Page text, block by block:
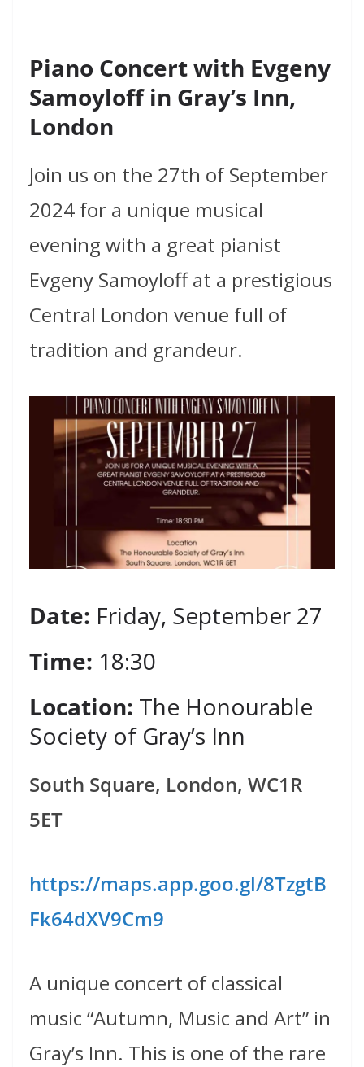
Piano Concert with Evgeny
Samoyloff in Gray’s Inn,
London
Join us on the 27th of September
2024 for a unique musical
evening with a great pianist
Evgeny Samoyloff at a prestigious
Central London venue full of
tradition and grandeur.
Date: Friday, September 27
Time: 18:30
Location: The Honourable
Society of Gray’s Inn
South Square, London, WC1R
5ET
https://maps.app.goo.gl/8TzgtB
Fk64dXV9Cm9
A unique concert of classical
music “Autumn, Music and Art” in
Gray’s Inn. This is one of the rare